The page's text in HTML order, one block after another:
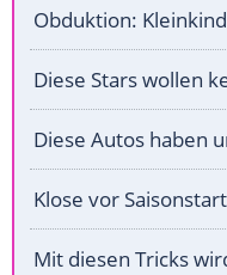
Obduktion:
Diese Stars wollen
Diese Autos haben
Klose vor
Mit diesen Tricks